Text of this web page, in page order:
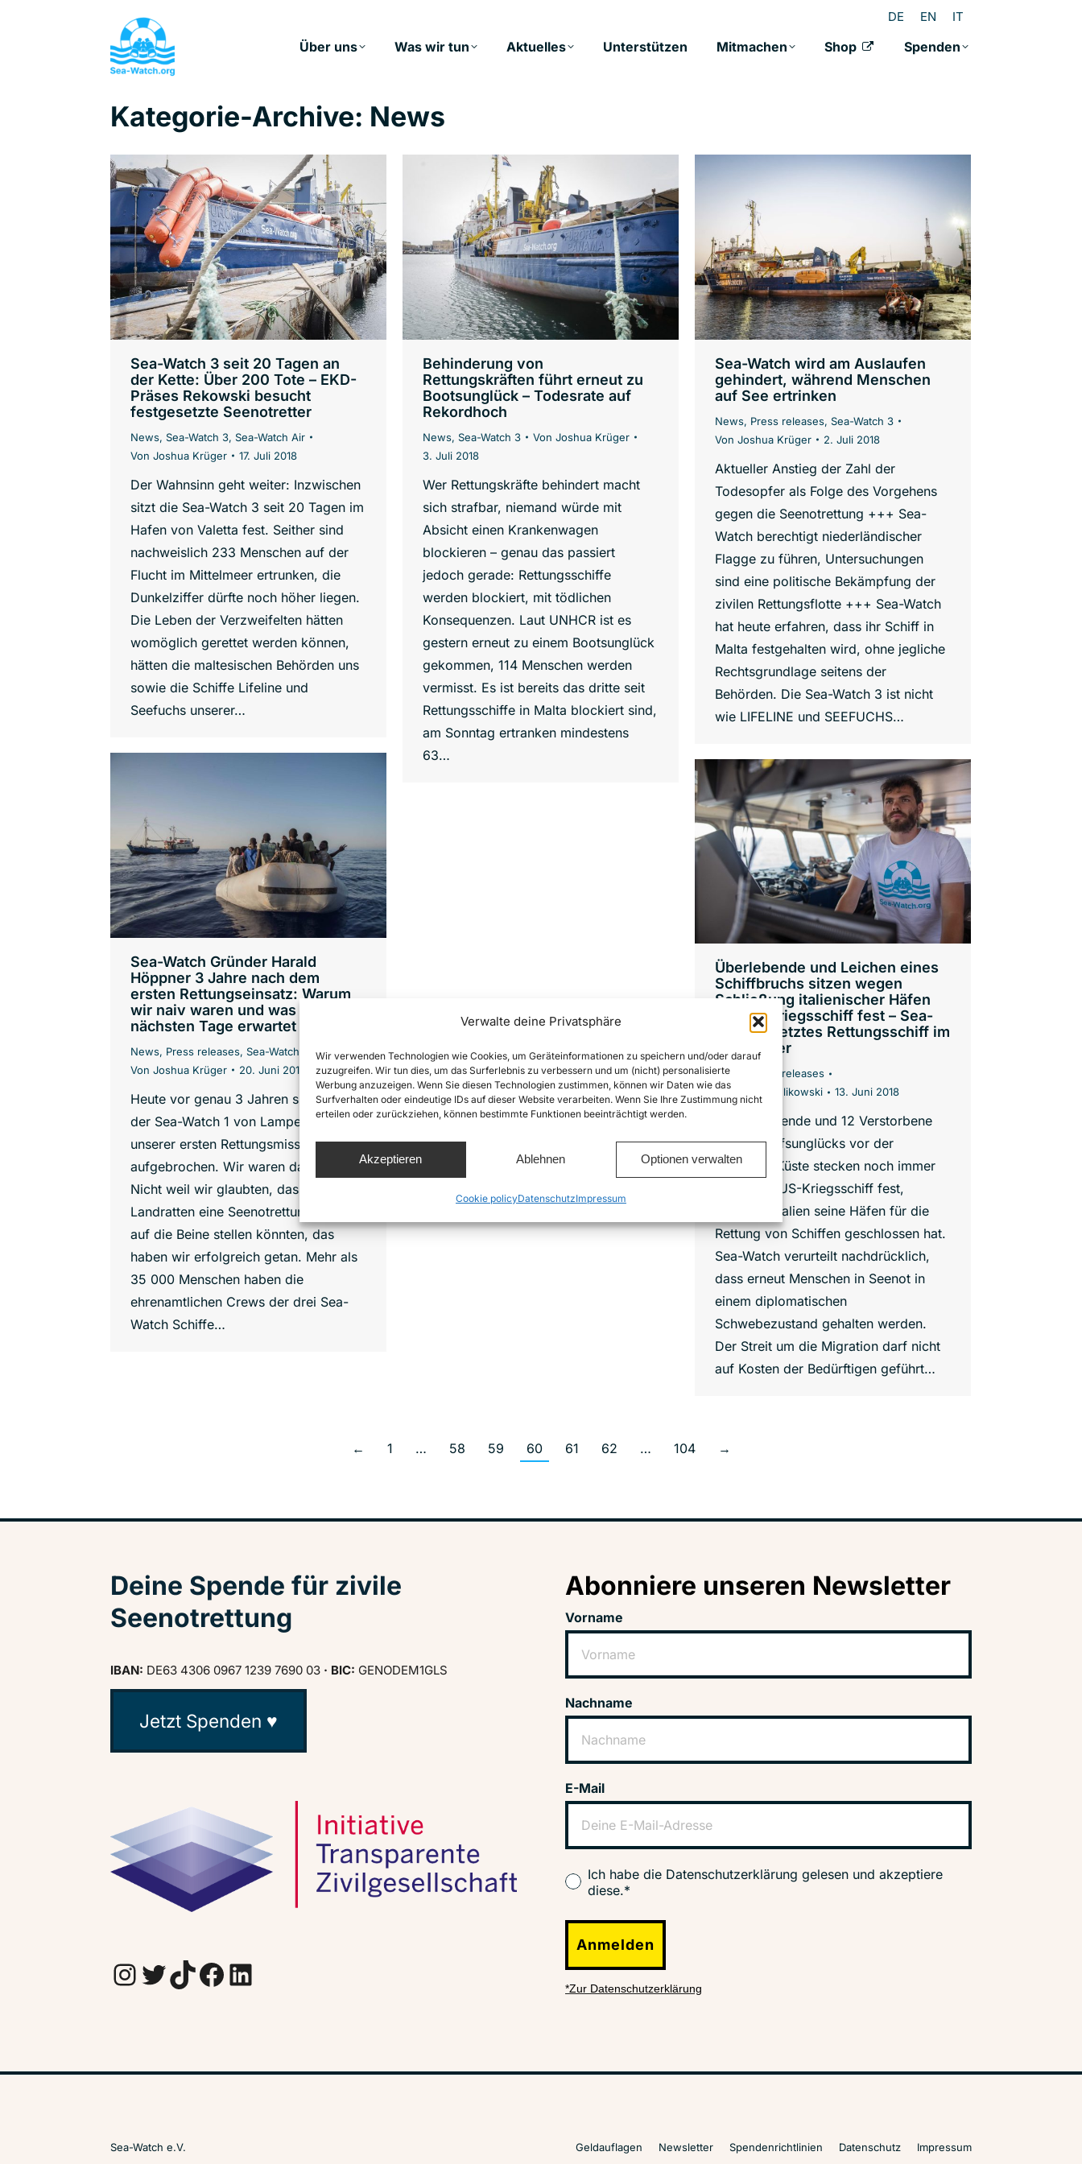
Verwalte deine Privatsphäre
Wir verwenden Technologien wie Cookies, um Geräteinformationen zu speichern und/oder darauf
zuzugreifen. Wir tun dies, um das Surferlebnis zu verbessern und um (nicht) personalisierte
Werbung anzuzeigen. Wenn Sie diesen Technologien zustimmen, können wir Daten wie das
Surfverhalten oder eindeutige IDs auf dieser Website verarbeiten. Wenn Sie Ihre Zustimmung nicht
erteilen oder zurückziehen, können bestimmte Funktionen beeinträchtigt werden.
Akzeptieren Ablehnen Optionen verwalten
Cookie policyDatenschutzImpressum
DE EN IT
Über uns Was wir tun Aktuelles Unterstützen Mitmachen Shop Spenden
Kategorie-Archive: News
Sea-Watch 3 seit 20 Tagen an
der Kette: Über 200 Tote – EKD-
Präses Rekowski besucht
festgesetzte Seenotretter
News, Sea-Watch 3, Sea-Watch Air
Von Joshua Krüger 17. Juli 2018
Der Wahnsinn geht weiter: Inzwischen
sitzt die Sea-Watch 3 seit 20 Tagen im
Hafen von Valetta fest. Seither sind
nachweislich 233 Menschen auf der
Flucht im Mittelmeer ertrunken, die
Dunkelziffer dürfte noch höher liegen.
Die Leben der Verzweifelten hätten
womöglich gerettet werden können,
hätten die maltesischen Behörden uns
sowie die Schiffe Lifeline und
Seefuchs unserer…
Behinderung von
Rettungskräften führt erneut zu
Bootsunglück – Todesrate auf
Rekordhoch
News, Sea-Watch 3 Von Joshua Krüger
3. Juli 2018
Wer Rettungskräfte behindert macht
sich strafbar, niemand würde mit
Absicht einen Krankenwagen
blockieren – genau das passiert
jedoch gerade: Rettungsschiffe
werden blockiert, mit tödlichen
Konsequenzen. Laut UNHCR ist es
gestern erneut zu einem Bootsunglück
gekommen, 114 Menschen werden
vermisst. Es ist bereits das dritte seit
Rettungsschiffe in Malta blockiert sind,
am Sonntag ertranken mindestens
63…
Sea-Watch wird am Auslaufen
gehindert, während Menschen
auf See ertrinken
News, Press releases, Sea-Watch 3
Von Joshua Krüger 2. Juli 2018
Aktueller Anstieg der Zahl der
Todesopfer als Folge des Vorgehens
gegen die Seenotrettung +++ Sea-
Watch berechtigt niederländischer
Flagge zu führen, Untersuchungen
sind eine politische Bekämpfung der
zivilen Rettungsflotte +++ Sea-Watch
hat heute erfahren, dass ihr Schiff in
Malta festgehalten wird, ohne jegliche
Rechtsgrundlage seitens der
Behörden. Die Sea-Watch 3 ist nicht
wie LIFELINE und SEEFUCHS…
Sea-Watch Gründer Harald
Höppner 3 Jahre nach dem
ersten Rettungseinsatz: Warum
wir naiv waren und was uns die
nächsten Tage erwartet
News, Press releases, Sea-Watch 3
Von Joshua Krüger 20. Juni 2018
Heute vor genau 3 Jahren sind wir mit
der Sea-Watch 1 von Lampedusa zu
unserer ersten Rettungsmission
aufgebrochen. Wir waren damals naiv.
Nicht weil wir glaubten, dass ein paar
Landratten eine Seenotrettungsmission
auf die Beine stellen könnten, das
haben wir erfolgreich getan. Mehr als
35 000 Menschen haben die
ehrenamtlichen Crews der drei Sea-
Watch Schiffe…
Überlebende und Leichen eines
Schiffbruchs sitzen wegen
Schließung italienischer Häfen
auf US-Kriegsschiff fest – Sea-
Watch 3 letztes Rettungsschiff im
Mittelmeer
News
Press releases
Von
Oliver Kulikowski 13. Juni 2018
41 Überlebende und 12 Verstorbene
eines Schiffsunglücks vor der
libyschen Küste stecken noch immer
auf einem US-Kriegsschiff fest,
nachdem Italien seine Häfen für die
Rettung von Schiffen geschlossen hat.
Sea-Watch verurteilt nachdrücklich,
dass erneut Menschen in Seenot in
einem diplomatischen
Schwebezustand gehalten werden.
Der Streit um die Migration darf nicht
auf Kosten der Bedürftigen geführt…
← 1 … 58 59 60 61 62 … 104 →
Deine Spende für zivile
Seenotrettung
IBAN: DE63 4306 0967 1239 7690 03 · BIC: GENODEM1GLS
Jetzt Spenden ♥
InstagramTwitter TikTok Facebook LinkedIn
Abonniere unseren Newsletter
Vorname
Nachname
E-Mail
Ich habe die Datenschutzerklärung gelesen und akzeptiere
diese.*
Anmelden
*Zur Datenschutzerklärung
Sea-Watch e.V. Geldauflagen Newsletter Spendenrichtlinien Datenschutz Impressum